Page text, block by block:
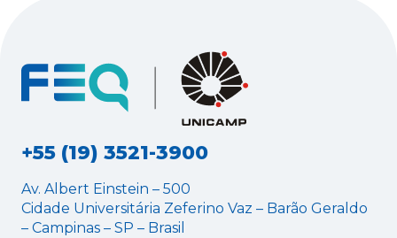
+55 (19) 3521-3900
Av. Albert Einstein – 500
Cidade Universitária Zeferino Vaz – Barão Geraldo
– Campinas – SP – Brasil